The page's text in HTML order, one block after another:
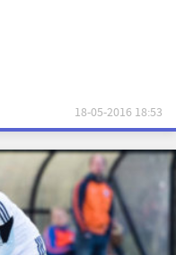
18-05-2016 18:53